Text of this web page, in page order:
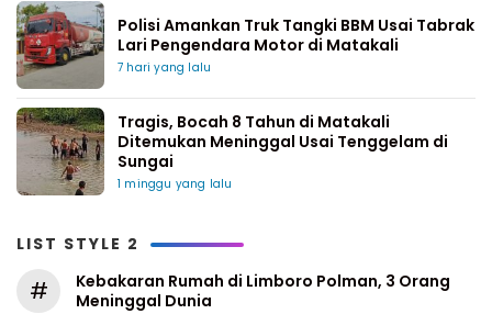
Polisi Amankan Truk Tangki BBM Usai Tabrak
Lari Pengendara Motor di Matakali
7 hari yang lalu
Tragis, Bocah 8 Tahun di Matakali
Ditemukan Meninggal Usai Tenggelam di
Sungai
1 minggu yang lalu
LIST STYLE 2
#
Kebakaran Rumah di Limboro Polman, 3 Orang
Meninggal Dunia